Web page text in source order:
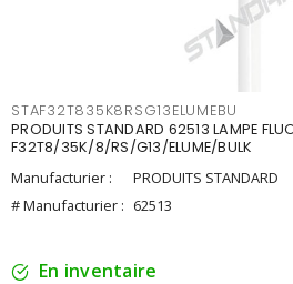
STAF32T835K8RSG13ELUMEBU
PRODUITS STANDARD 62513 LAMPE
F32T8/35K/8/RS/G13/ELUME/BULK
Manufacturier :
PRODUITS STANDARD
# Manufacturier : 62513
En inventaire